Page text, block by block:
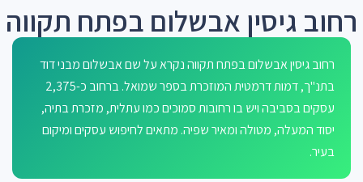
רחוב גיסין אבשלום בפתח תקווה
רחוב גיסין אבשלום בפתח תקווה נקרא על שם אבשלום מבני דוד
בתנ"ך, דמות דרמטית המוזכרת בספר שמואל. ברחוב כ-2,375
עסקים בסביבה ויש בו רחובות סמוכים כמו עתלית, מזכרת בתיה,
יסוד המעלה, מטולה ומאיר שפיה. מתאים לחיפוש עסקים ומיקום
בעיר.